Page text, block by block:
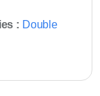
: Double